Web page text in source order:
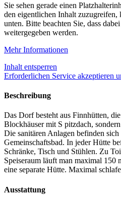
Sie sehen gerade einen
den eigentlichen Inhalt
unten. Bitte beachten Sie, dass
weitergegeben werden.
Mehr Informationen
Inhalt entsperren
Erforderlichen Service akzeptieren
Beschreibung
Das Dorf besteht aus Finnhütten,
Blockhäuser mit S pitzdach,
Die sanitären Anlagen befinden sich
Gemeinschaftsbad. In jeder Hütte
Schränke, Tisch und Stühlen. Zu
Speiseraum läuft man maximal 150
eine separate Hütte. Maximal
Ausstattung